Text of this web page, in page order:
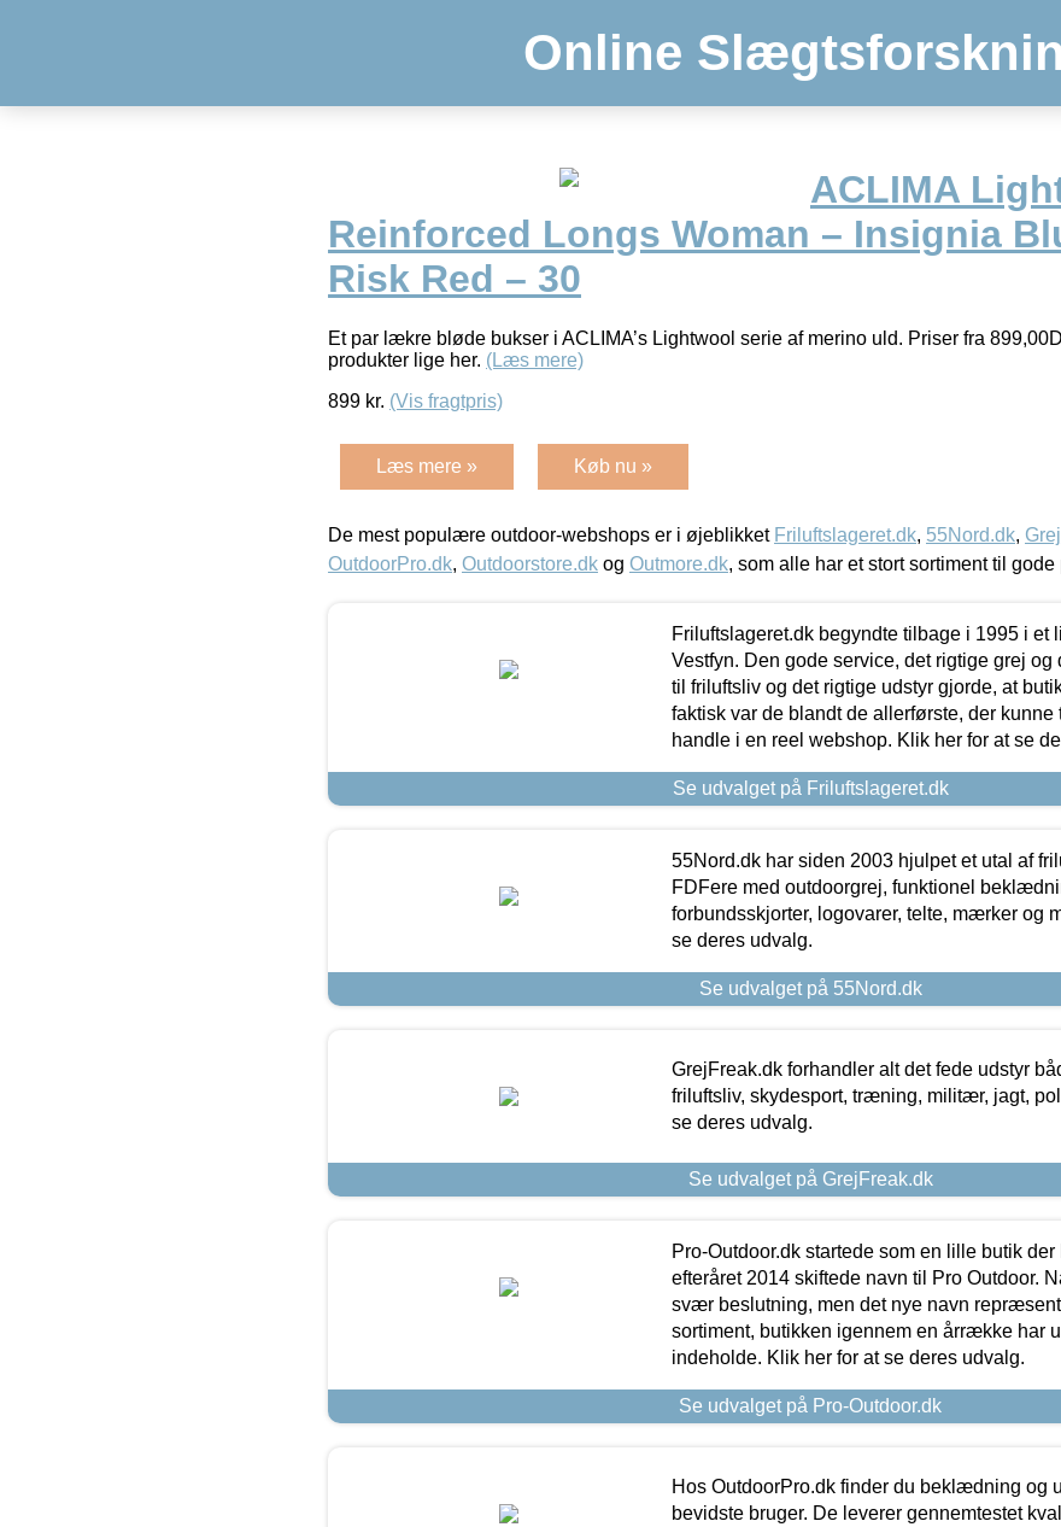
Online
ACLIMA
Reinforced Longs Woman – Insignia
Risk Red – 30
Et par lækre bløde bukser i ACLIMA’s Lightwool serie af merino uld. Priser fra
produkter lige her. (Læs mere)
899 kr. (Vis fragtpris)
Læs mere » Køb nu »
De mest populære outdoor-webshops er i øjeblikket Friluftslageret.dk, 55Nord.dk,
OutdoorPro.dk, Outdoorstore.dk og Outmore.dk, som alle har et stort sortiment til gode
Friluftslageret.dk begyndte tilbage i 1995 i et
Vestfyn. Den gode service, det rigtige grej
til friluftsliv og det rigtige udstyr gjorde, at
faktisk var de blandt de allerførste, der
handle i en reel webshop. Klik her for at se
Se udvalget på Friluftslageret.dk
55Nord.dk har siden 2003 hjulpet et utal af
FDFere med outdoorgrej, funktionel
forbundsskjorter, logovarer, telte, mærker og
se deres udvalg.
Se udvalget på 55Nord.dk
GrejFreak.dk forhandler alt det fede udstyr
friluftsliv, skydesport, træning, militær, jagt,
se deres udvalg.
Se udvalget på GrejFreak.dk
Pro-Outdoor.dk startede som en lille butik
efteråret 2014 skiftede navn til Pro Outdoor.
svær beslutning, men det nye navn
sortiment, butikken igennem en årrække har
indeholde. Klik her for at se deres udvalg.
Se udvalget på Pro-Outdoor.dk
Hos OutdoorPro.dk finder du beklædning og
bevidste bruger. De leverer gennemtestet